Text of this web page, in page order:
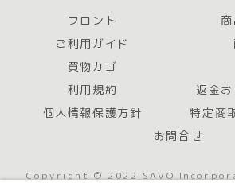
フロント
ご利用ガイド
買物カゴ
利用規約
返金
個人情報保護方針
特定商
お問合せ
Copyright © 2022 SAVO